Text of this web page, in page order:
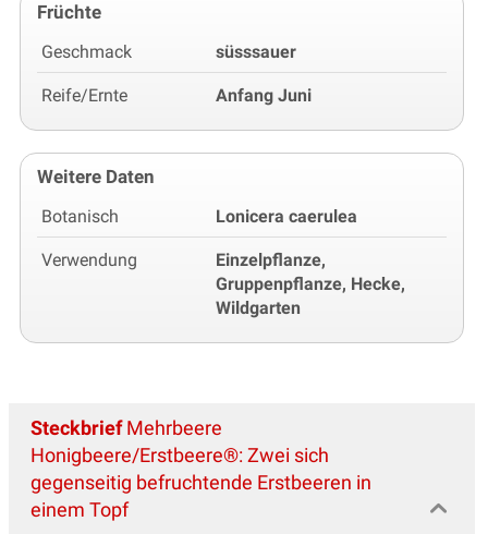
Früchte
Geschmack süsssauer
Reife/Ernte Anfang Juni
Weitere Daten
Botanisch Lonicera caerulea
Verwendung
Einzelpflanze,
Gruppenpflanze, Hecke,
Wildgarten
SteckbriefMehrbeere
Honigbeere/Erstbeere®: Zwei sich
gegenseitig befruchtende Erstbeeren in
einem Topf